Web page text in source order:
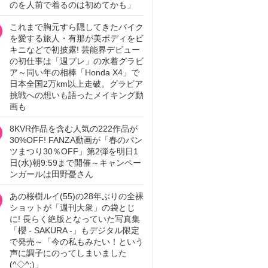
のを人前で着るのは初めてかも」
これまで胸元すら隠してきたバイク
を愛する旅人・有那が美ボディをビ
キニなどで初披露! 芸能界デビュー
の初仕事は「週プレ」の水着グラビ
ア～同い年の相棒「Honda X4」で
日本全国2万km以上走破。グラビア
挑戦への想いも語ったメイキング動
画も
8KVR作品を含む人気の222作品が
30%OFF! FANZA動画が「春のパン
ツまつり30％OFF」第2弾を明日1
日(水)朝9:59まで開催～キャンペー
ンガールは田野憂さん
あの桜樹ルイ(55)の28年ぶりの全裸
ショットが「週刊大衆」の袋とじ
に! 長らく絶版となっていた写真集
「櫻 - SAKURA -」もデジタル限定
で発売～「今の私もみたい！という
声に調子にのってしまいました
(^◇^;)」